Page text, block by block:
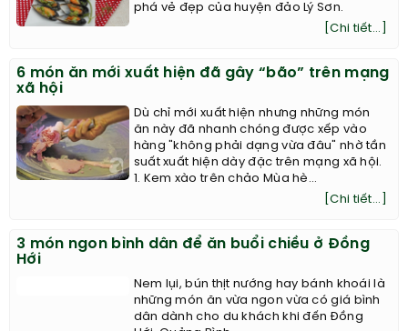
phá vẻ đẹp của huyện đảo Lý Sơn.
[Chi tiết...]
6 món ăn mới xuất hiện đã gây “bão” trên mạng
xã hội
Dù chỉ mới xuất hiện nhưng những món
ăn này đã nhanh chóng được xếp vào
hàng "không phải dạng vừa đâu" nhờ tần
suất xuất hiện dày đặc trên mạng xã hội.
1. Kem xào trên chảo Mùa hè...
[Chi tiết...]
3 món ngon bình dân để ăn buổi chiều ở Đồng
Hới
Nem lụi, bún thịt nướng hay bánh khoái là
những món ăn vừa ngon vừa có giá bình
dân dành cho du khách khi đến Đồng